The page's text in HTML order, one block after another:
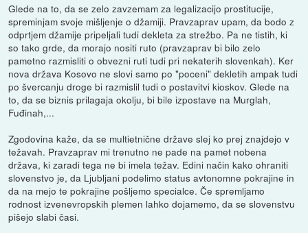
Glede na to, da se zelo zavzemam za legalizacijo prostitucije,
spreminjam svoje mišljenje o džamiji. Pravzaprav upam, da bodo z
odprtjem džamije pripeljali tudi dekleta za strežbo. Pa ne tistih, ki
so tako grde, da morajo nositi ruto (pravzaprav bi bilo zelo
pametno razmisliti o obvezni ruti tudi pri nekaterih slovenkah). Ker
nova država Kosovo ne slovi samo po "poceni" dekletih ampak tudi
po švercanju droge bi razmislil tudi o postavitvi kioskov. Glede na
to, da se biznis prilagaja okolju, bi bile izpostave na Murglah,
Fuđinah,...
Zgodovina kaže, da se multietnične države slej ko prej znajdejo v
težavah. Pravzaprav mi trenutno ne pade na pamet nobena
država, ki zaradi tega ne bi imela težav. Edini način kako ohraniti
slovenstvo je, da Ljubljani podelimo status avtonomne pokrajine in
da na mejo te pokrajine pošljemo specialce. Če spremljamo
rodnost izvenevropskih plemen lahko dojamemo, da se slovenstvu
pišejo slabi časi.